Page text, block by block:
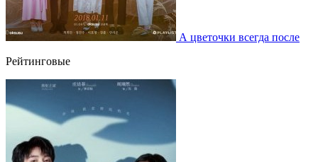
А цветочки всегда после
Рейтинговые